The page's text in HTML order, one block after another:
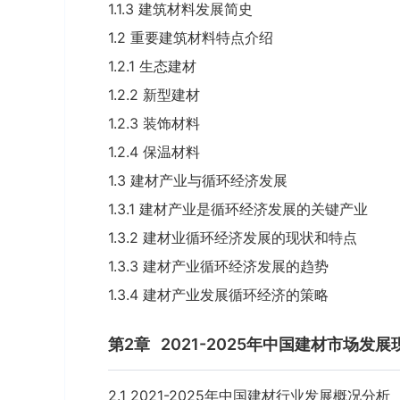
1.1.3 建筑材料发展简史
1.2 重要建筑材料特点介绍
1.2.1 生态建材
1.2.2 新型建材
1.2.3 装饰材料
1.2.4 保温材料
1.3 建材产业与循环经济发展
1.3.1 建材产业是循环经济发展的关键产业
1.3.2 建材业循环经济发展的现状和特点
1.3.3 建材产业循环经济发展的趋势
1.3.4 建材产业发展循环经济的策略
第2章 2021-2025年中国建材市场发展
2.1 2021-2025年中国建材行业发展概况分析